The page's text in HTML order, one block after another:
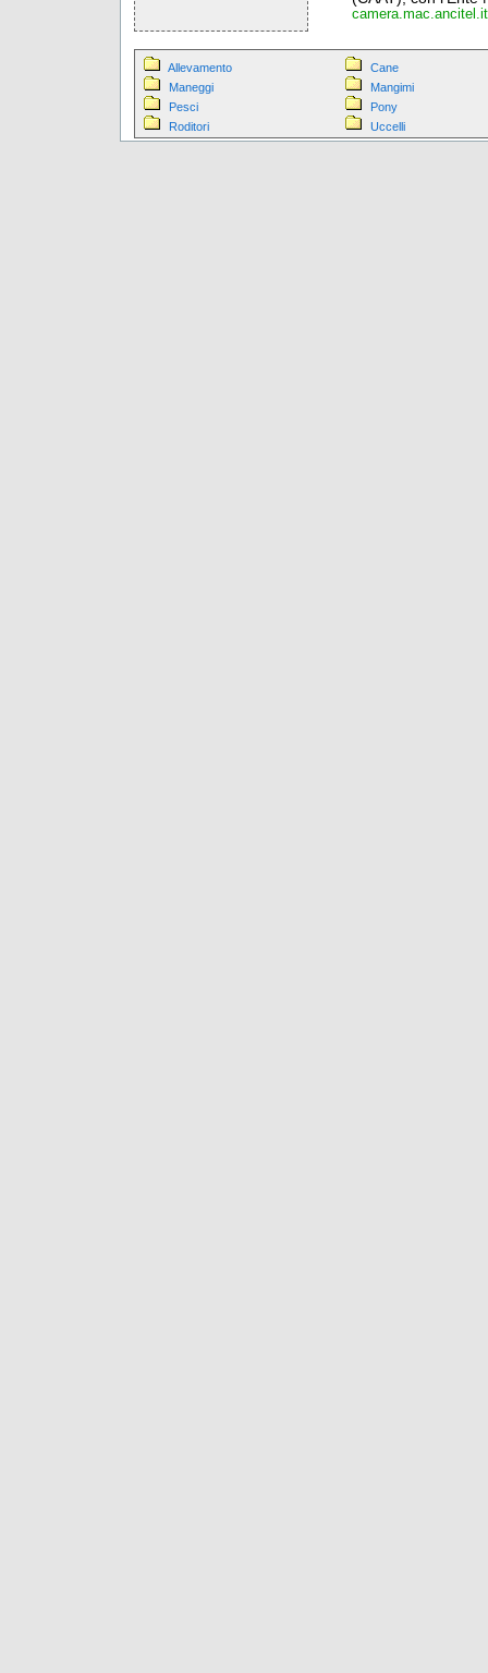
camera.mac.ancitel.it
Allevamento
Cane
Maneggi
Mangimi
Pesci
Pony
Roditori
Uccelli